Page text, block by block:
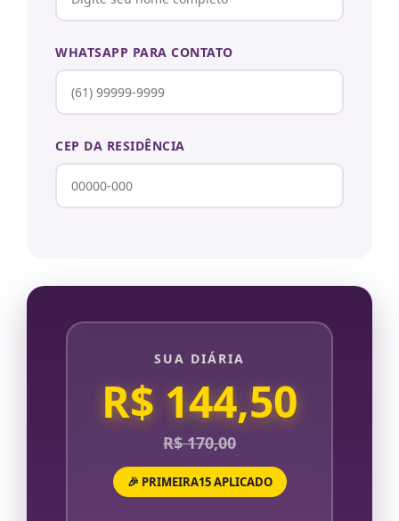
WHATSAPP PARA CONTATO
CEP DA RESIDÊNCIA
SUA DIÁRIA
R$ 144,50
R$ 170,00
🎉 PRIMEIRA15 APLICADO